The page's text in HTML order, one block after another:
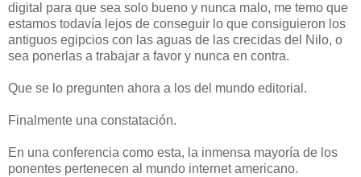
digital para que sea solo bueno y nunca malo, me temo que
estamos todavía lejos de conseguir lo que consiguieron los
antiguos egipcios con las aguas de las crecidas del Nilo, o
sea ponerlas a trabajar a favor y nunca en contra.
Que se lo pregunten ahora a los del mundo editorial.
Finalmente una constatación.
En una conferencia como esta, la inmensa mayoría de los
ponentes pertenecen al mundo internet americano.